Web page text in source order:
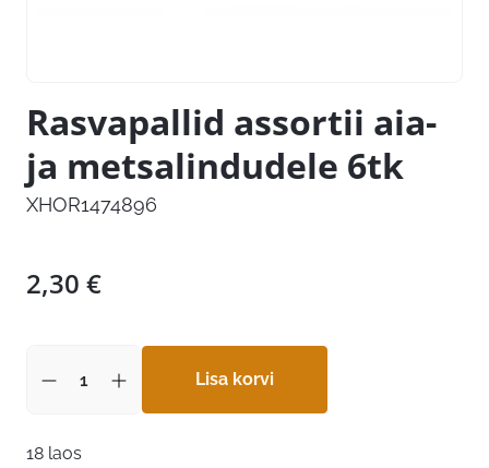
Rasvapallid assortii aia-
ja metsalindudele 6tk
XHOR1474896
2,30 €
Lisa korvi
18 laos